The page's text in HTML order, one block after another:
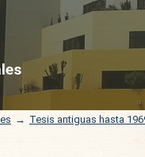
→ Tesis antiguas hasta